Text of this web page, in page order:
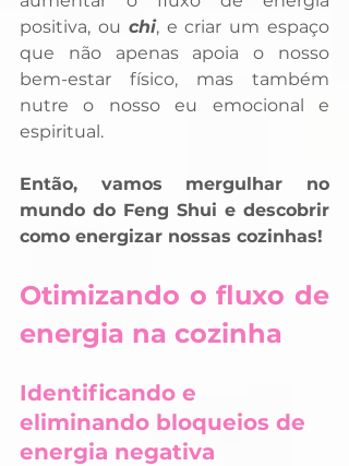
positiva, ou chi, e criar um espaço
que não apenas apoia o nosso
bem-estar físico, mas também
nutre o nosso eu emocional e
espiritual.
Então, vamos mergulhar no
mundo do Feng Shui e descobrir
como energizar nossas cozinhas!
Otimizando o fluxo de
energia na cozinha
Identificando e
eliminando bloqueios de
energia negativa